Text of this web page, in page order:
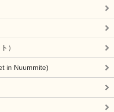
）
in Nuummite)